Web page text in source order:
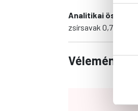
Analitikai
zsírsavak 0,7 %,
Vélemények